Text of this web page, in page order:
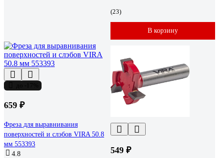
(23)
В корзину
659 ₽
Фреза для выравнивания
поверхностей и слэбов VIRA 50.8
мм 553393
4.8
549 ₽